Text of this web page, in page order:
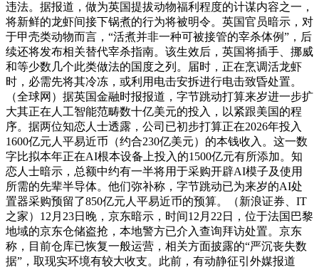
违法。据报道，做为英国提拔动物福利程度的计谋内容之一，
将新鲜的龙虾间接下锅煮的行为将被明令。英国官员暗示，对
于甲壳类动物而言，“活煮并非一种可被接管的宰杀体例”，后
续还将发布相关替代宰杀指南。该生效后，英国将插手、挪威
和等少数几个此类做法的国度之列。届时，正在烹调活龙虾
时，必需先将其冷冻，或利用电击安拆进行电击致昏处置。
（全球网）据英国金融时报报道，字节跳动打算来岁进一步扩
大其正在人工智能范畴数十亿美元的投入，以紧跟美国的程
序。据两位知恋人士透露，公司已初步打算正在2026年投入
1600亿元人平易近币（约合230亿美元）的本钱收入。这一数
字比拟本年正在AI根本设备上投入的1500亿元有所添加。知
恋人士暗示，总额中约有一半将用于采购开辟AI模子及使用
所需的先辈半导体。他们弥补称，字节跳动已为来岁的AI处
置器采购预留了850亿元人平易近币的预算。（新浪证券、IT
之家）12月23日晚，京东暗示，时间12月22日，位于法国巴黎
地域的京东仓储盗抢，本地警方已介入查询拜访处置。京东
称，目前仓库已恢复一般运营，相关方面披露的“严沉丧失数
据”，取现实环境有较大收支。此前，有动静征引外媒报道